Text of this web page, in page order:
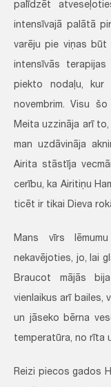
palīdzēt
intensīvajā palātā
varēju pie viņas būt
intensīvās
piekto nodaļu, kur
novembrim. Visu
Meita uzzināja arī
man uzdāvināja
Airita stāstīja
cerību, ka Airitiņu
ticēt ir tikai Dieva
Mans vīrs
nekavējoties, jo, lai
Braucot mājās
vienlaikus arī bailes,
un jāseko bērna
temperatūra, no rīta
Reizi piecos gados